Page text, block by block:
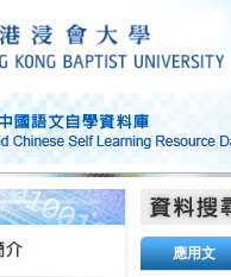
應用文